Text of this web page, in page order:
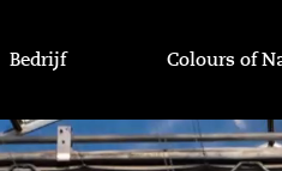
Bedrijf Colours of